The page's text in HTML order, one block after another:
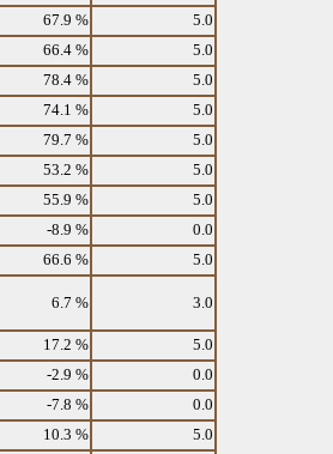
67.9 %
5.0
66.4 %
5.0
78.4 %
5.0
74.1 %
5.0
79.7 %
5.0
53.2 %
5.0
55.9 %
5.0
-8.9 %
0.0
66.6 %
5.0
6.7 % 3.0
17.2 %
5.0
-2.9 %
0.0
-7.8 %
0.0
10.3 %
5.0